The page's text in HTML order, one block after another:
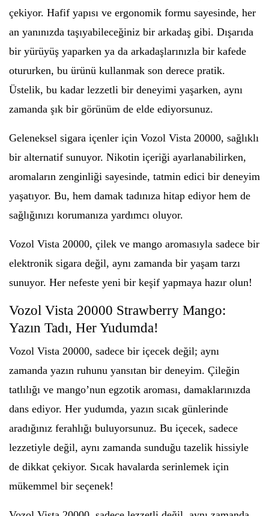
çekiyor. Hafif yapısı ve ergonomik formu sayesinde, her
an yanınızda taşıyabileceğiniz bir arkadaş gibi. Dışarıda
bir yürüyüş yaparken ya da arkadaşlarınızla bir kafede
otururken, bu ürünü kullanmak son derece pratik.
Üstelik, bu kadar lezzetli bir deneyimi yaşarken, aynı
zamanda şık bir görünüm de elde ediyorsunuz.
Geleneksel sigara içenler için Vozol Vista 20000, sağlıklı
bir alternatif sunuyor. Nikotin içeriği ayarlanabilirken,
aromaların zenginliği sayesinde, tatmin edici bir deneyim
yaşatıyor. Bu, hem damak tadınıza hitap ediyor hem de
sağlığınızı korumanıza yardımcı oluyor.
Vozol Vista 20000, çilek ve mango aromasıyla sadece bir
elektronik sigara değil, aynı zamanda bir yaşam tarzı
sunuyor. Her nefeste yeni bir keşif yapmaya hazır olun!
Vozol Vista 20000 Strawberry Mango:
Yazın Tadı, Her Yudumda!
Vozol Vista 20000, sadece bir içecek değil; aynı
zamanda yazın ruhunu yansıtan bir deneyim. Çileğin
tatlılığı ve mango’nun egzotik aroması, damaklarınızda
dans ediyor. Her yudumda, yazın sıcak günlerinde
aradığınız ferahlığı buluyorsunuz. Bu içecek, sadece
lezzetiyle değil, aynı zamanda sunduğu tazelik hissiyle
de dikkat çekiyor. Sıcak havalarda serinlemek için
mükemmel bir seçenek!